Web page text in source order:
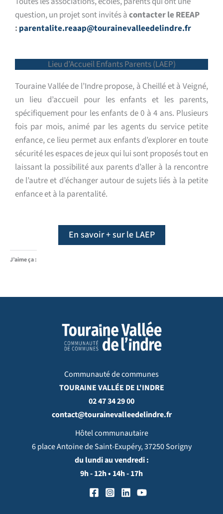
question, un projet sont invités àcontacter le REEAP
: parentalite.reaap@tourainevalleedelindre.fr
Lieu d’Accueil Enfants Parents (LAEP)
Touraine Vallée de l’Indre propose, à Cheillé et à Veigné,
un lieu d’accueil pour les enfants et les parents,
spécifiquement pour les enfants de 0 à 4 ans. Plusieurs
fois par mois, animé par les agents du service petite
enfance, ce lieu permet aux enfants d’explorer en toute
sécurité les espaces de jeux qui lui sont proposés tout en
laissant la possibilité aux parents d’aller à la rencontre
de l’autre et d’échanger autour de sujets liés à la petite
enfance et à la parentalité.
En savoir + sur le LAEP
J’aime ça :
Communauté de communes
TOURAINE VALLÉE DE L'INDRE
02 47 34 29 00
contact@tourainevalleedelindre.fr
Hôtel communautaire
6 place Antoine de Saint-Exupéry, 37250 Sorigny
du lundi au vendredi :
9h - 12h • 14h - 17h